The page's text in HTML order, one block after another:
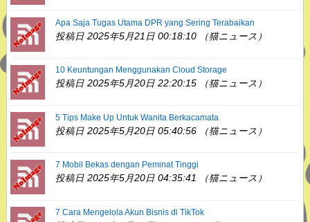
Apa Saja Tugas Utama DPR yang Sering Terabaikan
投稿日 2025年5月21日 00:18:10 （猫ニュース）
10 Keuntungan Menggunakan Cloud Storage
投稿日 2025年5月20日 22:20:15 （猫ニュース）
5 Tips Make Up Untuk Wanita Berkacamata
投稿日 2025年5月20日 05:40:56 （猫ニュース）
7 Mobil Bekas dengan Peminat Tinggi
投稿日 2025年5月20日 04:35:41 （猫ニュース）
7 Cara Mengelola Akun Bisnis di TikTok